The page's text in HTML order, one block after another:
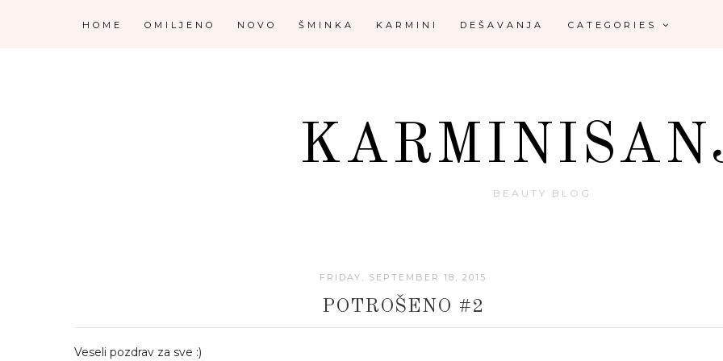
HOME OMILJENO NOVO ŠMINKA KARMINI DEŠAVANJA CATEGORIES
BEAUTY BLOG
FRIDAY, SEPTEMBER 18, 2015
POTROŠENO #2
Veseli pozdrav za sve :)